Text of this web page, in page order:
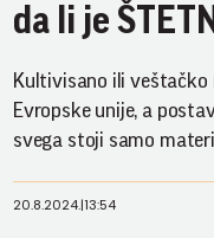
da li je
Kultivisano ili veštačko
Evropske unije, a
svega stoji samo
20.8.2024.|13:54